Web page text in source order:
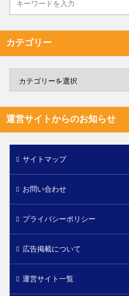
カテゴリー
運営サイトからのお知らせ
サイトマップ
お問い合わせ
プライバシーポリシー
広告掲載について
運営サイト一覧